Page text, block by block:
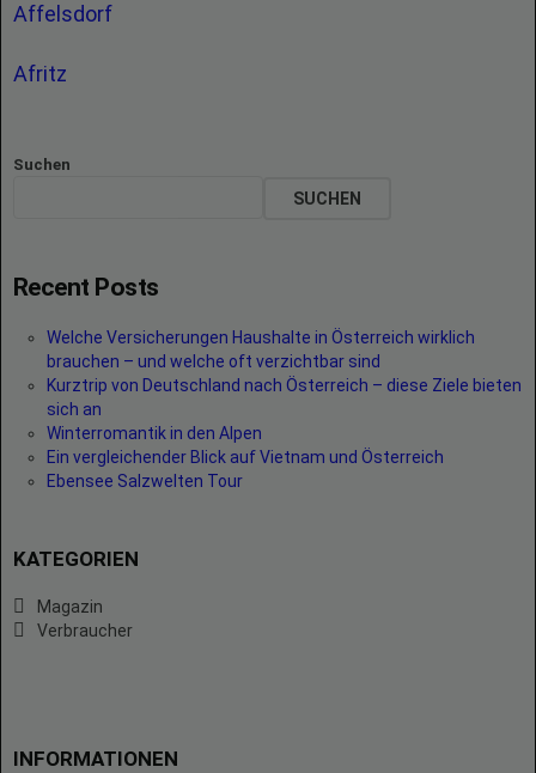
Affelsdorf
Afritz
Suchen
SUCHEN
Recent Posts
Welche Versicherungen Haushalte in Österreich wirklich
brauchen – und welche oft verzichtbar sind
Kurztrip von Deutschland nach Österreich – diese Ziele bieten
sich an
Winterromantik in den Alpen
Ein vergleichender Blick auf Vietnam und Österreich
Ebensee Salzwelten Tour
KATEGORIEN
Magazin
Verbraucher
INFORMATIONEN